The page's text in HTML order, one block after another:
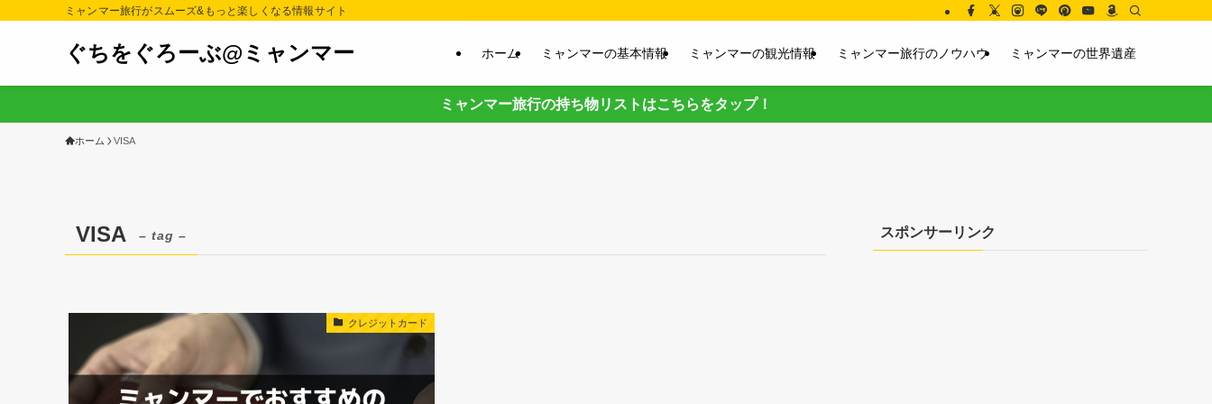
ミャンマー旅行がスムーズ&もっと楽しくなる情報サイト
ぐちをぐろーぶ@ミャンマー ホーム ミャンマーの基本情報 ミャンマーの観光情報 ミャンマー旅行のノウハウ ミャンマーの世界遺産
ミャンマー旅行の持ち物リストはこちらをタップ！
ホーム VISA
VISA – tag –
クレジットカード
スポンサーリンク